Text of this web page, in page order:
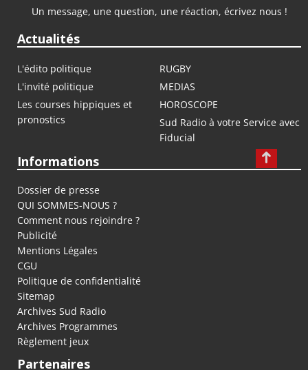
Un message, une question, une réaction, écrivez nous !
Actualités
L'édito politique
RUGBY
L'invité politique
MEDIAS
Les courses hippiques et
pronostics
HOROSCOPE
Sud Radio à votre Service avec
Fiducial
Informations
Dossier de presse
QUI SOMMES-NOUS ?
Comment nous rejoindre ?
Publicité
Mentions Légales
CGU
Politique de confidentialité
Sitemap
Archives Sud Radio
Archives Programmes
Règlement jeux
Partenaires